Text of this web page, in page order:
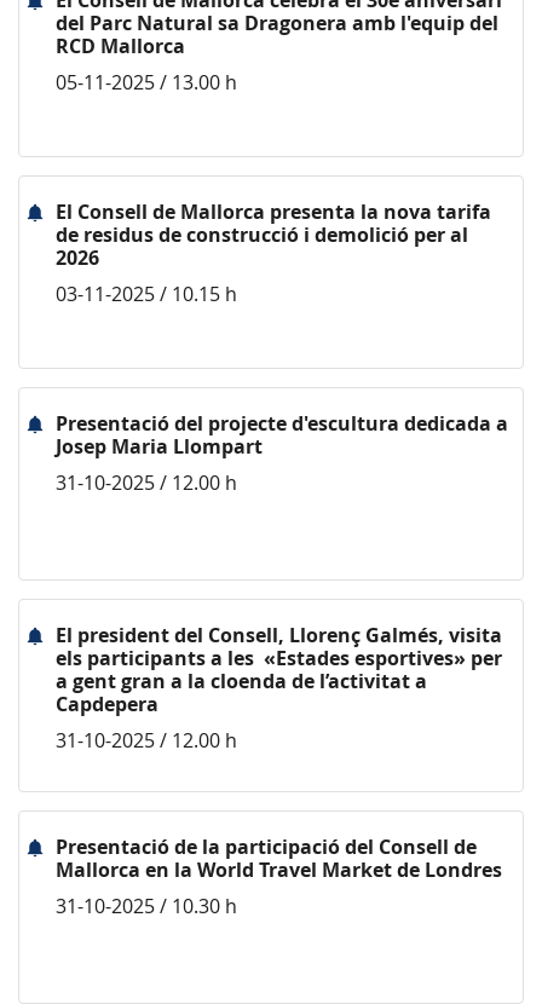
del Parc Natural sa Dragonera amb l'equip del
RCD Mallorca
05-11-2025 / 13.00 h
El Consell de Mallorca presenta la nova tarifa
de residus de construcció i demolició per al
2026
03-11-2025 / 10.15 h
Presentació del projecte d'escultura dedicada a
Josep Maria Llompart
31-10-2025 / 12.00 h
El president del Consell, Llorenç Galmés, visita
els participants a les «Estades esportives» per
a gent gran a la cloenda de l’activitat a
Capdepera
31-10-2025 / 12.00 h
Presentació de la participació del Consell de
Mallorca en la World Travel Market de Londres
31-10-2025 / 10.30 h